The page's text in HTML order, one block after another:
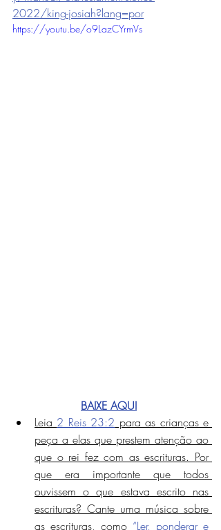
2022/king-josiah?lang=por
https://youtu.be/o9LazCYrmVs
BAIXE AQUI
Leia 2 Reis 23:2 para as crianças e
peça a elas que prestem atenção ao
que o rei fez com as escrituras. Por
que era importante que todos
ouvissem o que estava escrito nas
escrituras? Cante uma música sobre
as escrituras, como “Ler, ponderar e